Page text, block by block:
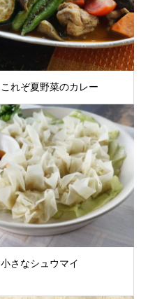
これぞ夏野菜のカレー
小さなシュウマイ